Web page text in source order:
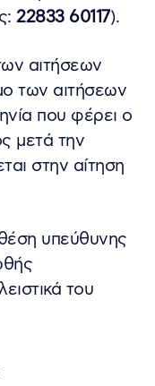
22833 60117).
αιτήσεων
των αιτήσεων
που φέρει ο
μετά την
στην αίτηση
υπεύθυνης
του